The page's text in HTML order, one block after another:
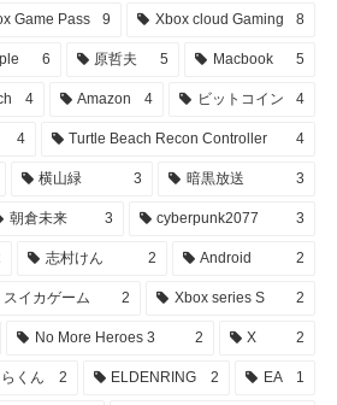
Game Pass 9 Xbox cloud Gaming 8
6 原哲夫 5 Macbook 5
4 Amazon 4 ビットコイン 4
4 Turtle Beach Recon Controller 4
横山緑 3 暗黒放送 3
朝倉未来 3 cyberpunk2077 3
志村けん 2 Android 2
スイカゲーム 2 Xbox series S 2
No More Heroes 3 2 X 2
くん 2 ELDENRING 2 EA 1